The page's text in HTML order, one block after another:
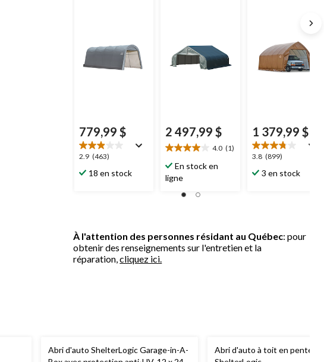
779,99 $
2.9 (463)
2.9
étoile(s)
sur
18 en stock
UV ShelterLogic
ShelterCoat, 22 x
20 x 11 pi
2 497,99 $
4.0 (1)
4.0
étoile(s)
sur
En stock en
ligne
Garage-in-A-Box
anti-UV, camions
et VUS, 13 x 20 x
12 pi
1 379,99 $
3.8 (899)
3.8
étoile(s)
sur
3 en stock
À l'attention des personnes résidant au Québec: pour
obtenir des renseignements sur l'entretien et la
réparation,cliquez ici.
Abri d'auto ShelterLogic Garage-in-A-
Abri d'auto à toit en pente